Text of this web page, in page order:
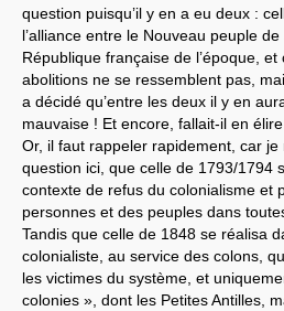
question puisqu’il y en a eu deux :
l’alliance entre le Nouveau peuple
République française de l’époque,
abolitions ne se ressemblent pas,
a décidé qu’entre les deux il y en
mauvaise ! Et encore, fallait-il en
Or, il faut rappeler rapidement, car
question ici, que celle de 1793/1794
contexte de refus du colonialisme et
personnes et des peuples dans
Tandis que celle de 1848 se réalisa
colonialiste, au service des colons,
les victimes du système, et
colonies », dont les Petites Antilles,